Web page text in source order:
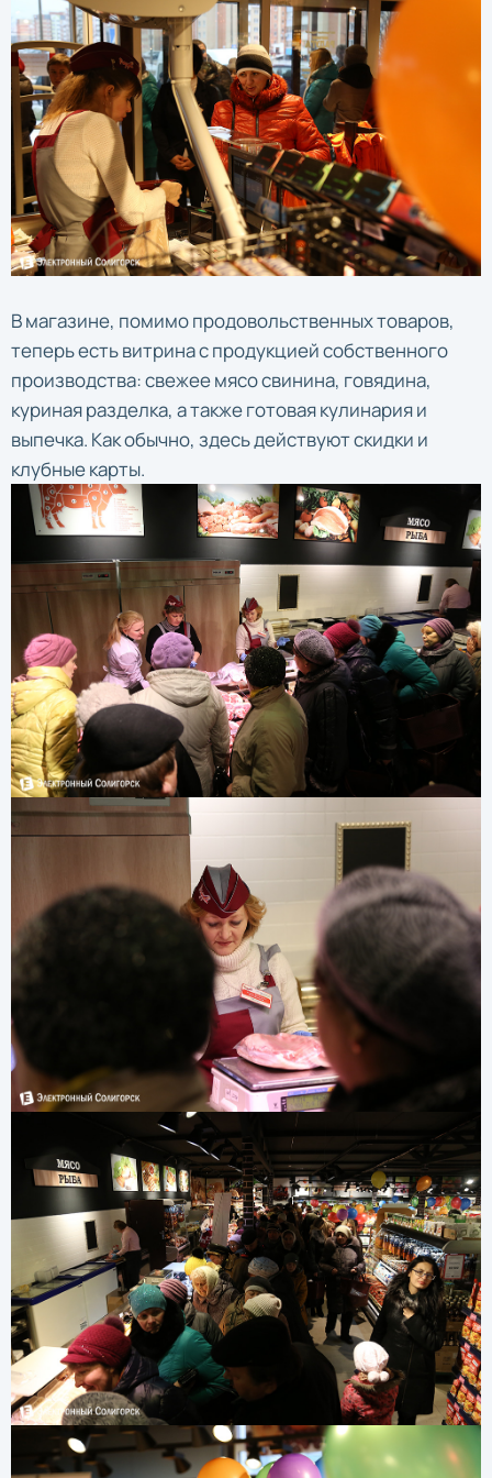
В магазине, помимо продовольственных товаров,
теперь есть витрина с продукцией собственного
производства: свежее мясо свинина, говядина,
куриная разделка, а также готовая кулинария и
выпечка. Как обычно, здесь действуют скидки и
клубные карты.